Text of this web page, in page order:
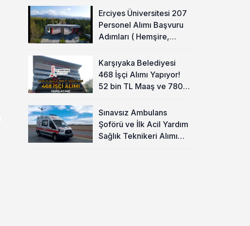
Olacak Mı?
Erciyes Üniversitesi 207
Personel Alımı Başvuru
Adımları ( Hemşire,
Karşıyaka Belediyesi
468 İşçi Alımı Yapıyor!
52 bin TL Maaş ve 7800
Sınavsız Ambulans
Şoförü ve İlk Acil Yardım
Sağlık Teknikeri Alımı